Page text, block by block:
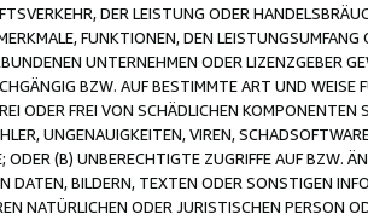
DER LEISTUNG ODER
FUNKTIONEN, DEN
UNTERNEHMEN ODER LIZENZGEBER
BZW. AUF BESTIMMTE ART UND
ODER FREI VON SCHÄDLICHEN
UNGENAUIGKEITEN, VIREN,
ODER (B) UNBERECHTIGTE ZUGRIFFE AUF BZW.
DATEN, BILDERN, TEXTEN ODER SONSTIGEN
NATÜRLICHEN ODER JURISTISCHEN PERSON